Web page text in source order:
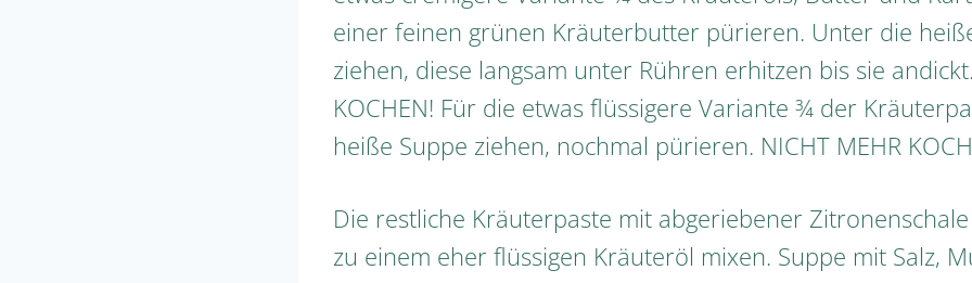
einer feinen grünen Kräuterbutter pürieren. Unter die
ziehen, diese langsam unter Rühren erhitzen bis sie
KOCHEN! Für die etwas flüssigere Variante ¾ der
heiße Suppe ziehen, nochmal pürieren. NICHT MEHR
Die restliche Kräuterpaste mit abgeriebener
zu einem eher flüssigen Kräuteröl mixen. Suppe mit Salz,